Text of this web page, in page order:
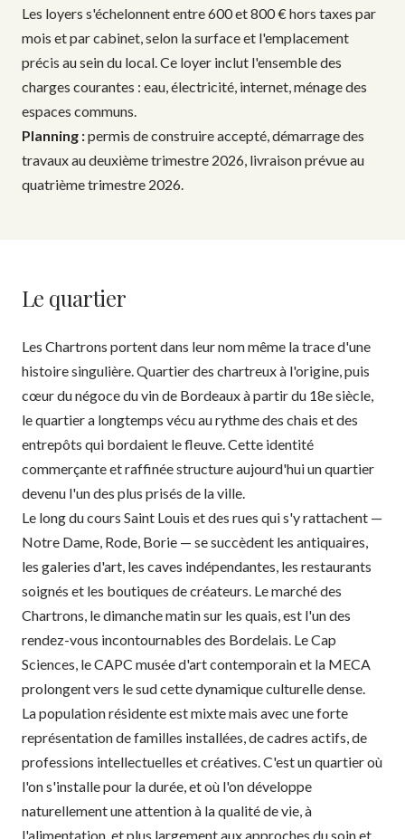
Les loyers s'échelonnent entre 600 et 800 € hors taxes par
mois et par cabinet, selon la surface et l'emplacement
précis au sein du local. Ce loyer inclut l'ensemble des
charges courantes : eau, électricité, internet, ménage des
espaces communs.
Planning :permis de construire accepté, démarrage des
travaux au deuxième trimestre 2026, livraison prévue au
quatrième trimestre 2026.
Le quartier
Les Chartrons portent dans leur nom même la trace d'une
histoire singulière. Quartier des chartreux à l'origine, puis
cœur du négoce du vin de Bordeaux à partir du 18e siècle,
le quartier a longtemps vécu au rythme des chais et des
entrepôts qui bordaient le fleuve. Cette identité
commerçante et raffinée structure aujourd'hui un quartier
devenu l'un des plus prisés de la ville.
Le long du cours Saint Louis et des rues qui s'y rattachent —
Notre Dame, Rode, Borie — se succèdent les antiquaires,
les galeries d'art, les caves indépendantes, les restaurants
soignés et les boutiques de créateurs. Le marché des
Chartrons, le dimanche matin sur les quais, est l'un des
rendez-vous incontournables des Bordelais. Le Cap
Sciences, le CAPC musée d'art contemporain et la MECA
prolongent vers le sud cette dynamique culturelle dense.
La population résidente est mixte mais avec une forte
représentation de familles installées, de cadres actifs, de
professions intellectuelles et créatives. C'est un quartier où
l'on s'installe pour la durée, et où l'on développe
naturellement une attention à la qualité de vie, à
l'alimentation, et plus largement aux approches du soin et